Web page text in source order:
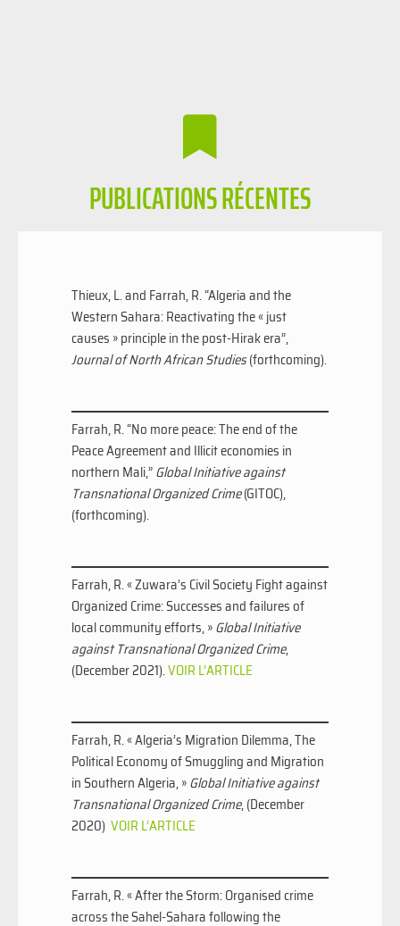
PUBLICATIONS RÉCENTES
Thieux, L. and Farrah, R. “Algeria and the
Western Sahara: Reactivating the « just
causes » principle in the post-Hirak era”,
Journal of North African Studies(forthcoming).
Farrah, R. “No more peace: The end of the
Peace Agreement and Illicit economies in
northern Mali,”Global Initiative against
Transnational Organized Crime(GITOC),
(forthcoming).
Farrah, R. « Zuwara’s Civil Society Fight against
Organized Crime: Successes and failures of
local community efforts, »Global Initiative
against Transnational Organized Crime,
(December 2021).VOIR L’ARTICLE
Farrah, R. « Algeria’s Migration Dilemma, The
Political Economy of Smuggling and Migration
in Southern Algeria, »Global Initiative against
Transnational Organized Crime, (December
2020) VOIR L’ARTICLE
Farrah, R. « After the Storm: Organised crime
across the Sahel-Sahara following the